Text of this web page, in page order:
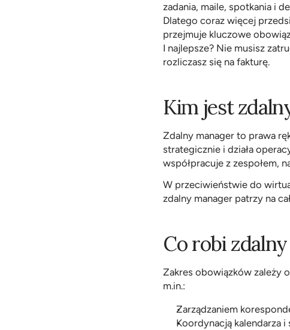
zadania, maile, spotkania i
Dlatego coraz więcej
przejmuje kluczowe
I najlepsze? Nie musisz
rozliczasz się na fakturę.
Kim jest
Zdalny manager to prawa
strategicznie i działa
współpracuje z zespołem,
W przeciwieństwie do
zdalny manager patrzy na
Co robi
Zakres obowiązków zależy
m.in.:
Zarządzaniem
Koordynacją kalendarza